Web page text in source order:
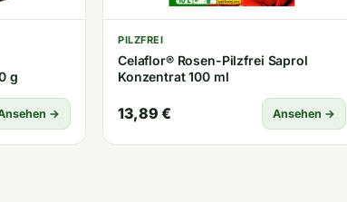
g
→
PILZFREI
Celaflor® Rosen-Pilzfrei Saprol
Konzentrat 100 ml
13,89 € Ansehen →